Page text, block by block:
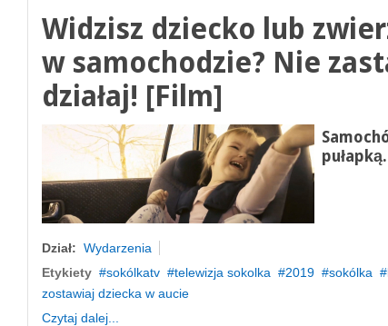
Widzisz dziecko lub
w samochodzie? Nie
działaj! [Film]
pułapką.
Dział: Wydarzenia
Etykiety
sokólkatv telewizja sokolka 2019 sokólka
zostawiaj dziecka w aucie
Czytaj dalej...